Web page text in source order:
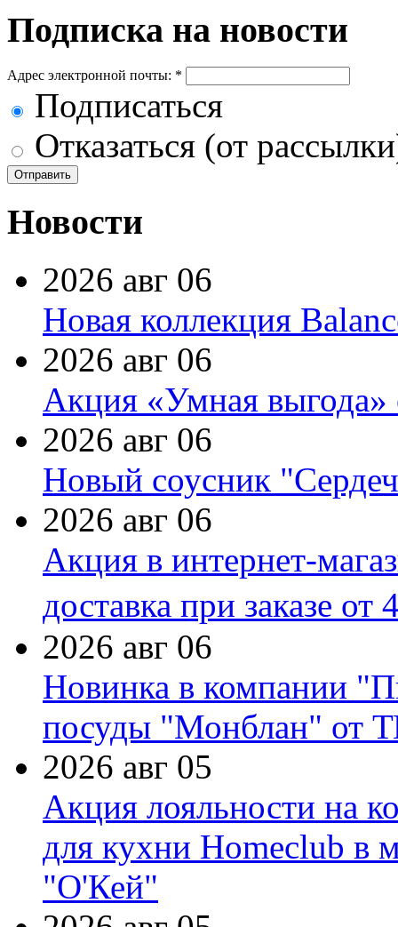
Подписка на новости
Адрес электронной почты: *
Подписаться
Отказаться (от
Новости
2026 авг 06
Новая коллекция
2026 авг 06
Акция «Умная выгода»
2026 авг 06
Новый соусник
2026 авг 06
Акция в интернет-
доставка при заказе от
2026 авг 06
Новинка в компании
посуды "Монблан" от
2026 авг 05
Акция лояльности на
для кухни Homeclub в
"О'Кей"